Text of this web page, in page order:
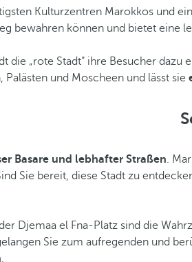
Kulturzentren Marokkos und
bewahren können und bietet eine
die „rote Stadt“ ihre Besucher
und Moscheen und lässt sie
Basare und lebhafter Straßen.
Sie bereit, diese Stadt zu
Djemaa el Fna-Platz sind die
Sie zum aufregenden und
.